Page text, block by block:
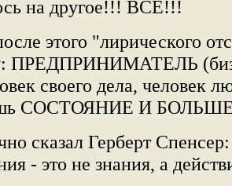
на другое!!! ВСЁ!!!
этого "лирического
ПРЕДПРИНИМАТЕЛЬ
своего дела, человек
СОСТОЯНИЕ И
сказал Герберт
- это не знания, а